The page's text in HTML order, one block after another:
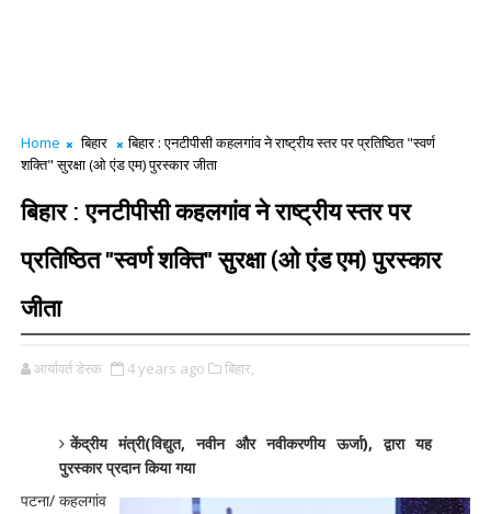
Home बिहार
बिहार : एनटीपीसी कहलगांव ने राष्ट्रीय स्तर पर प्रतिष्ठित "स्वर्ण
शक्ति" सुरक्षा (ओ एंड एम) पुरस्कार जीता
बिहार : एनटीपीसी कहलगांव ने राष्ट्रीय स्तर पर
प्रतिष्ठित "स्वर्ण शक्ति" सुरक्षा (ओ एंड एम) पुरस्कार
जीता
आर्यावर्त डेस्क 4 years ago बिहार,
केंद्रीय मंत्री(विद्युत, नवीन और नवीकरणीय ऊर्जा), द्वारा यह
पुरस्कार प्रदान किया गया
पटना/ कहलगांव